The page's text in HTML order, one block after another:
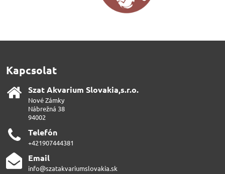
Kapcsolat
Szat Akvarium Slovakia,s​.r​.o​.
Nové Zámky
Nábrežná 38
94002
Telefón
+421907444381
Email
info@szatakvariumslovakia.sk